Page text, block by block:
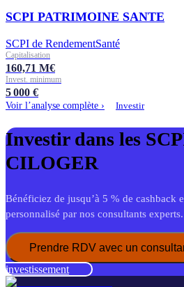
SCPI PATRIMOINE SANTE
SCPI de RendementSanté
Capitalisation
160,71 M€
Invest. minimum
5 000 €
Voir l’analyse complète › Investir
Investir dans les
CILOGER
Bénéficiez de jusqu’à 5 % de cashback
personnalisé par nos consultants experts.
Prendre RDV avec un
investissement